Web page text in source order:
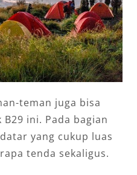
teman juga bisa
ini. Pada bagian
yang cukup luas
tenda sekaligus.